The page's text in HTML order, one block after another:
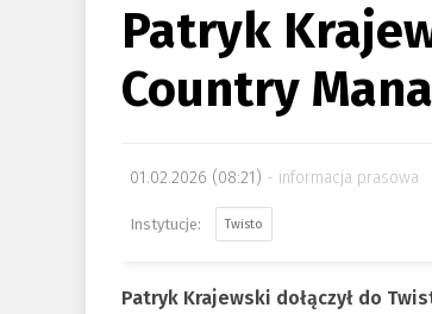
Patryk
Country
01.02.2026 (08:21) informacja prasowa
Twisto
Patryk Krajewski dołączył do